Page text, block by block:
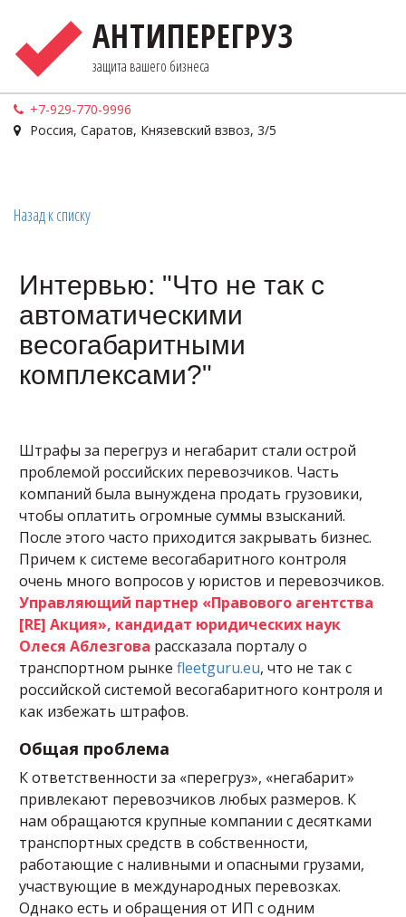
АНТИПЕРЕГРУЗ
защита вашего бизнеса
+7-929-770-9996
Россия, Саратов, Князевский взвоз, 3/5
Назад к списку
Интервью: "Что не так с
автоматическими
весогабаритными
комплексами?"
Штрафы за перегруз и негабарит стали острой
проблемой российских перевозчиков. Часть
компаний была вынуждена продать грузовики,
чтобы оплатить огромные суммы взысканий.
После этого часто приходится закрывать бизнес.
Причем к системе весогабаритного контроля
очень много вопросов у юристов и перевозчиков.
Управляющий партнер «Правового агентства
[RE] Акция», кандидат юридических наук
Олеся Аблезгова рассказала порталу о
транспортном рынке fleetguru.eu, что не так с
российской системой весогабаритного контроля и
как избежать штрафов.
Общая проблема
К ответственности за «перегруз», «негабарит»
привлекают перевозчиков любых размеров. К
нам обращаются крупные компании с десятками
транспортных средств в собственности,
работающие с наливными и опасными грузами,
участвующие в международных перевозках.
Однако есть и обращения от ИП с одним